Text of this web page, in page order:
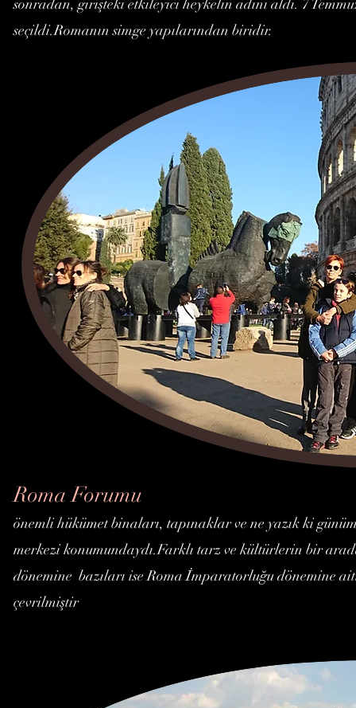
sonradan, girişteki etkileyici heykelin adını aldı. 7
seçildi.Romanın simge yapılarından biridir.
Roma Forumu
önemli hükümet binaları, tapınaklar ve ne yazık ki
merkezi konumundaydı.Farklı tarz ve kültürlerin bir
dönemine bazıları ise Roma İmparatorluğu dönemine
çevrilmiştir